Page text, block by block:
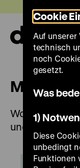
zum
Seiteninhalt
springen
Multaka:
Workshop-
und Farsi
Cookie
Auf unserer
technisch
noch
gesetzt.
Was
1)
Diese
unbedingt
Funktionen